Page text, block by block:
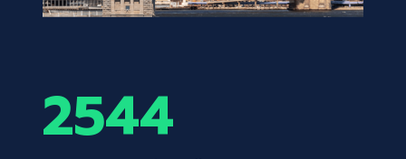
2544